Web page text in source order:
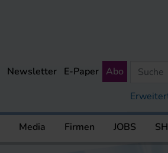
Newsletter E-Paper Abo
Media Firmen JOBS